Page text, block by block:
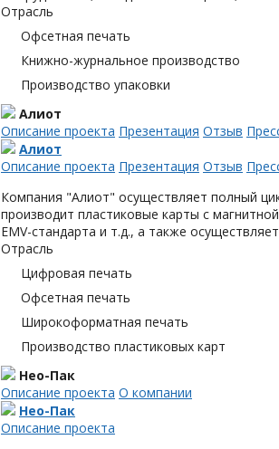
Отрасль
Офсетная печать
Книжно-журнальное производство
Производство упаковки
Алиот
Описание проекта Презентация Отзыв
Алиот
Описание проекта Презентация Отзыв
Компания "Алиот" осуществляет полный
производит пластиковые карты с
EMV-стандарта и т.д., а также
Отрасль
Цифровая печать
Офсетная печать
Широкоформатная печать
Производство пластиковых карт
Нео-Пак
Описание проекта О компании
Нео-Пак
Описание проекта